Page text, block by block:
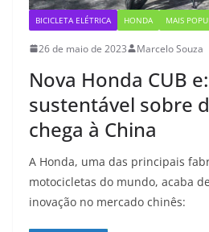
BICICLETA ELÉTRICA HONDA MAIS
26 de maio de 2023 Marcelo Souza
Nova Honda CUB
sustentável sobre
chega à China
A Honda, uma das principais
motocicletas do mundo, acaba
inovação no mercado chinês: